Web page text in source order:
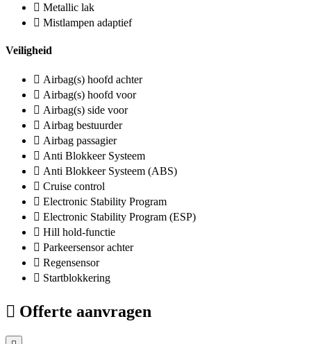
Metallic lak
Mistlampen adaptief
Veiligheid
Airbag(s) hoofd achter
Airbag(s) hoofd voor
Airbag(s) side voor
Airbag bestuurder
Airbag passagier
Anti Blokkeer Systeem
Anti Blokkeer Systeem (ABS)
Cruise control
Electronic Stability Program
Electronic Stability Program (ESP)
Hill hold-functie
Parkeersensor achter
Regensensor
Startblokkering
Offerte aanvragen